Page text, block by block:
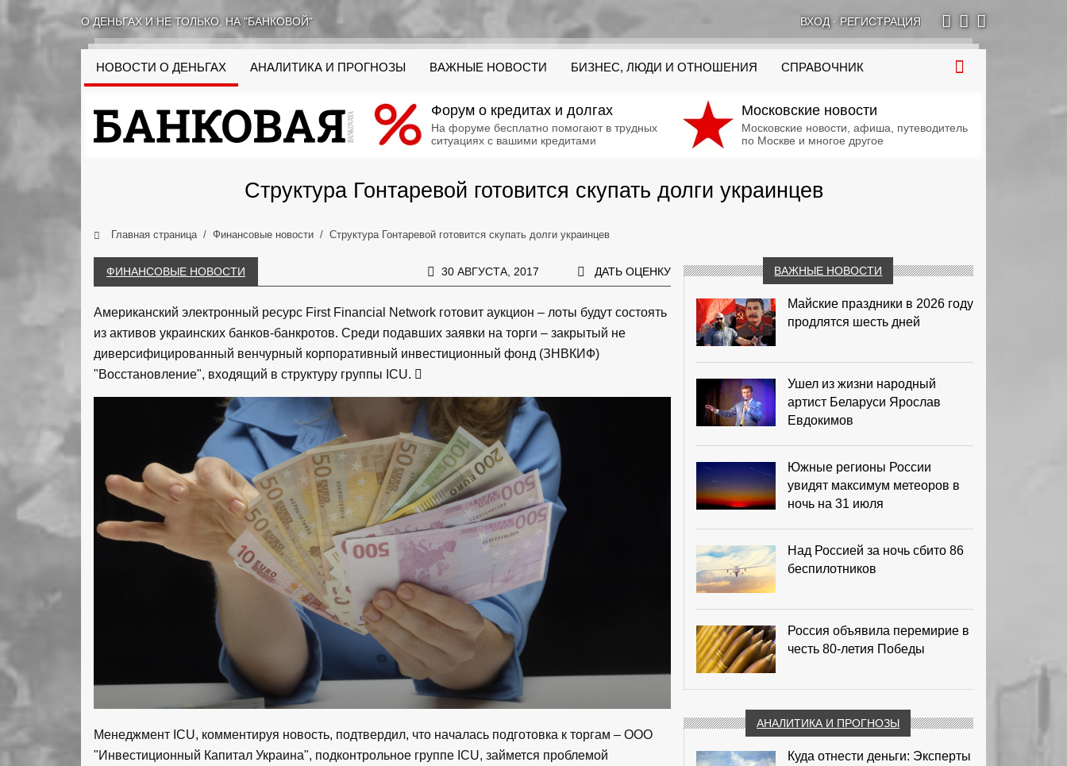
О ДЕНЬГАХ И НЕ ТОЛЬКО, НА "БАНКОВОЙ" ВХОД· РЕГИСТРАЦИЯ
НОВОСТИ О ДЕНЬГАХ АНАЛИТИКА И ПРОГНОЗЫ ВАЖНЫЕ НОВОСТИ БИЗНЕС, ЛЮДИ И ОТНОШЕНИЯ СПРАВОЧНИК
Форум о кредитах и долгах
На форуме бесплатно помогают в трудных
ситуациях с вашими кредитами
Московские новости
Московские новости, афиша, путеводитель
по Москве и многое другое
Структура Гонтаревой готовится скупать долги украинцев
Главная страница Финансовые новости Структура Гонтаревой готовится скупать долги украинцев
ФИНАНСОВЫЕ НОВОСТИ 30 АВГУСТА, 2017 ДАТЬ ОЦЕНКУ
Американский электронный ресурс First Financial Network готовит аукцион – лоты будут состоять
из активов украинских банков-банкротов. Среди подавших заявки на торги – закрытый не
диверсифицированный венчурный корпоративный инвестиционный фонд (ЗНВКИФ)
"Восстановление", входящий в структуру группы ICU.
Менеджмент ICU, комментируя новость, подтвердил, что началась подготовка к торгам – ООО
"Инвестиционный Капитал Украина", подконтрольное группе ICU, займется проблемой
ВАЖНЫЕ НОВОСТИ
Майские праздники в 2026 году
продлятся шесть дней
Ушел из жизни народный
артист Беларуси Ярослав
Евдокимов
Южные регионы России
увидят максимум метеоров в
ночь на 31 июля
Над Россией за ночь сбито 86
беспилотников
Россия объявила перемирие в
честь 80-летия Победы
АНАЛИТИКА И ПРОГНОЗЫ
Куда отнести деньги: Эксперты